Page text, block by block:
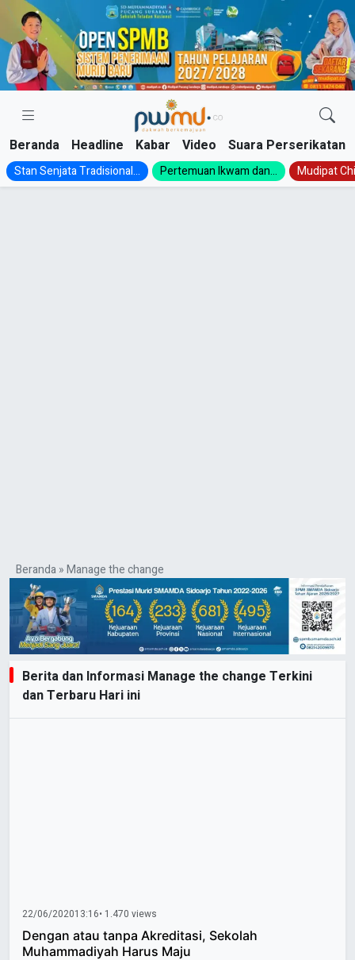
Skip
content
Beranda Headline Kabar Video Suara Perserikatan
Stan Senjata Tradisional... Pertemuan Ikwam dan... Mudipat
Beranda»Manage the change
Berita dan Informasi Manage the change Terkini
dan Terbaru Hari ini
22/06/202013:16• 1.470 views
Dengan atau tanpa Akreditasi, Sekolah
Muhammadiyah Harus Maju